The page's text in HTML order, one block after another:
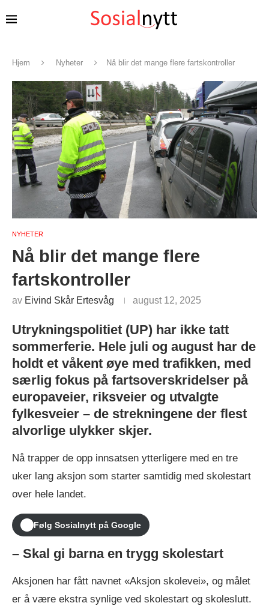
Hjem Nyheter Nå blir det mange flere fartskontroller
NYHETER
Nå blir det mange flere
fartskontroller
av Eivind Skår Ertesvåg august 12, 2025
Utrykningspolitiet (UP) har ikke tatt
sommerferie. Hele juli og august har de
holdt et våkent øye med trafikken, med
særlig fokus på fartsoverskridelser på
europaveier, riksveier og utvalgte
fylkesveier – de strekningene der flest
alvorlige ulykker skjer.
Nå trapper de opp innsatsen ytterligere med en tre
uker lang aksjon som starter samtidig med skolestart
over hele landet.
Følg Sosialnytt på Google
– Skal gi barna en trygg skolestart
Aksjonen har fått navnet «Aksjon skolevei», og målet
er å være ekstra synlige ved skolestart og skoleslutt.